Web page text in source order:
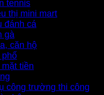
tennis
thị mini mart
đánh cá
gà
căn hộ
tiền
công trường thi công